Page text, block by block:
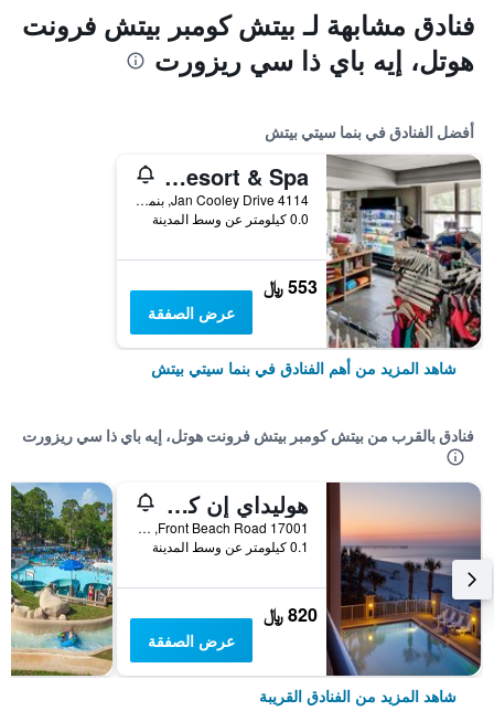
فنادق مشابهة لـ بيتش كومبر بيتش فرونت
هوتل، إيه باي ذا سي ريزورت
أفضل الفنادق في بنما سيتي بيتش
Bluegreen’s Bayside Resort & Spa
4114 Jan Cooley Drive, بنما سيتي بيتش, FL, الولايات المتحدة الأميريكية
0.0 كيلومتر عن وسط المدينة
553 ﷼
عرض الصفقة
شاهد المزيد من أهم الفنادق في بنما سيتي بيتش
فنادق بالقرب من بيتش كومبر بيتش فرونت هوتل، إيه باي ذا سي ريزورت
هوليداي إن كلوب فاكيشنز باناما سيتي بيتش ريزورت باي آيتش جي
17001 Front Beach Road, بنما سيتي بيتش, FL, الولايات المتحدة الأميريكية
0.1 كيلومتر عن وسط المدينة
820 ﷼
عرض الصفقة
شاهد المزيد من الفنادق القريبة